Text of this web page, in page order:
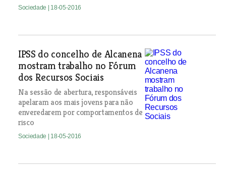
Sociedade | 18-05-2016
IPSS do concelho de Alcanena
mostram trabalho no Fórum
dos Recursos Sociais
Na sessão de abertura, responsáveis
apelaram aos mais jovens para não
enveredarem por comportamentos de
risco
Sociedade | 18-05-2016